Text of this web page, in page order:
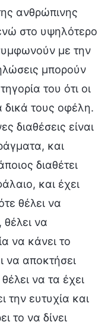
ανθρώπινης
στο υψηλότερο
με την
μπορούν
του ότι οι
δικά τους οφέλη.
διαθέσεις είναι
και
διαθέτει
και έχει
θέλει να
να
να κάνει το
να αποκτήσει
να τα έχει
την ευτυχία και
το να δίνει